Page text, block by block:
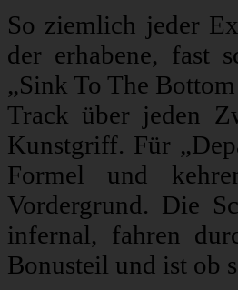
So ziemlich jeder
der erhabene, fast
„Sink To The
Track über jeden
Kunstgriff. Für
Formel und
Vordergrund. Die
infernal, fahren
Bonusteil und ist ob